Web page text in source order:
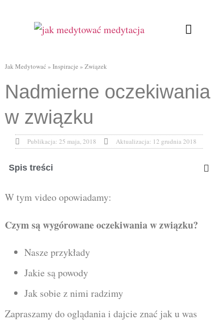
Jak Medytować » Inspiracje » Związek
Nadmierne oczekiwania
w związku
Publikacja: 25 maja, 2018 Aktualizacja: 12 grudnia 2018
Spis treści
W tym video opowiadamy:
Czym są wygórowane oczekiwania w związku?
Nasze przykłady
Jakie są powody
Jak sobie z nimi radzimy
Zapraszamy do oglądania i dajcie znać jak u was